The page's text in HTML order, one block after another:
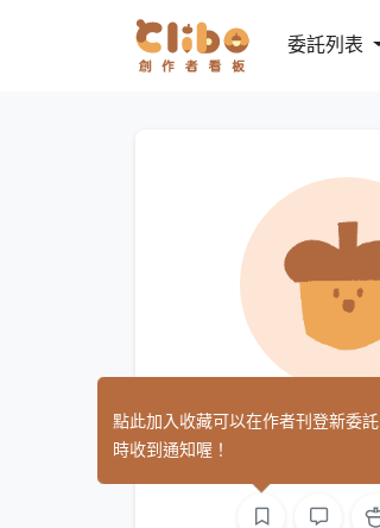
委託列表
伊恩伊恩
點此加入收藏可以在作者刊登新委託
時收到通知喔！